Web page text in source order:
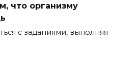
что организму
с заданиями, выполняя